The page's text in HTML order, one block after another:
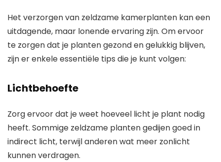
Het verzorgen van zeldzame kamerplanten kan een
uitdagende, maar lonende ervaring zijn. Om ervoor
te zorgen dat je planten gezond en gelukkig blijven,
zijn er enkele essentiële tips die je kunt volgen:
Lichtbehoefte
Zorg ervoor dat je weet hoeveel licht je plant nodig
heeft. Sommige zeldzame planten gedijen goed in
indirect licht, terwijl anderen wat meer zonlicht
kunnen verdragen.